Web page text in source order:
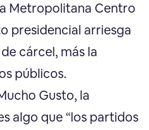
Metropolitana Centro
presidencial arriesga
cárcel, más la
públicos.
Gusto, la
algo que “los partidos